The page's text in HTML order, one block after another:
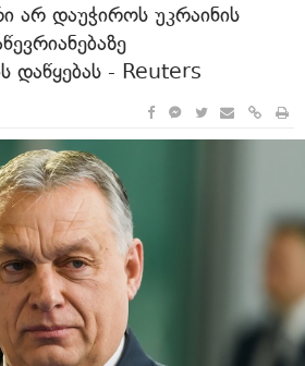
არ დაუჭიროს უკრაინის
დაწყებას - Reuters